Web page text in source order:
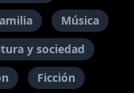
Música
y sociedad
Ficción